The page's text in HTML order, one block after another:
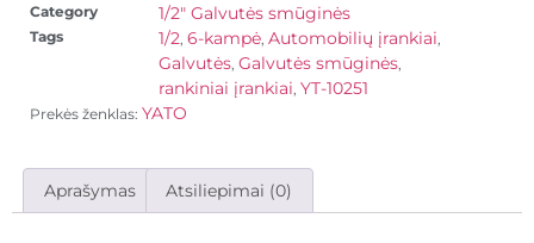
Category
1/2" Galvutės smūginės
Tags 1/2 6-kampė Automobilių įrankiai
Galvutės Galvutės smūginės
rankiniai įrankiai YT-10251
Prekės ženklas: YATO
Aprašymas Atsiliepimai (0)